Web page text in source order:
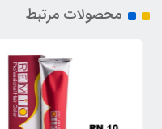
محصولات مرتبط